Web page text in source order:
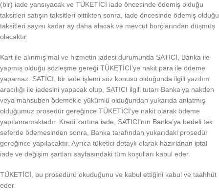
(bir) iade yansıyacak ve TÜKETİCİ iade öncesinde ödemiş olduğu
taksitleri satışın taksitleri bittikten sonra, iade öncesinde ödemiş olduğu
taksitleri sayısı kadar ay daha alacak ve mevcut borçlarından düşmüş
olacaktır.
Kart ile alınmış mal ve hizmetin iadesi durumunda SATICI, Banka ile
yapmış olduğu sözleşme gereği TÜKETİCİ’ye nakit para ile ödeme
yapamaz. SATICI, bir iade işlemi söz konusu olduğunda ilgili yazılım
aracılığı ile iadesini yapacak olup, SATICI ilgili tutarı Banka’ya nakden
veya mahsuben ödemekle yükümlü olduğundan yukarıda anlatmış
olduğumuz prosedür gereğince TÜKETİCİ’ye nakit olarak ödeme
yapılamamaktadır. Kredi kartına iade, SATICI’nın Banka’ya bedeli tek
seferde ödemesinden sonra, Banka tarafından yukarıdaki prosedür
gereğince yapılacaktır. Ayrıca tüketici detaylı olarak hazırlanan iptal
iade ve değişim şartları sayfasındaki tüm koşulları kabul eder.
TÜKETİCİ, bu prosedürü okuduğunu ve kabul ettiğini kabul ve taahhüt
eder.